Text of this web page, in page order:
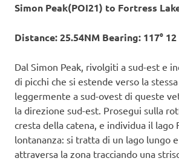
Simon Peak(POI21) to Fortress
Distance: 25.54NM Bearing: 117°
Dal Simon Peak, rivolgiti a sud-est e
di picchi che si estende verso la
leggermente a sud-ovest di queste
la direzione sud-est. Prosegui sulla
cresta della catena, e individua il lago
lontananza: si tratta di un lago lungo
attraversa la zona tracciando una